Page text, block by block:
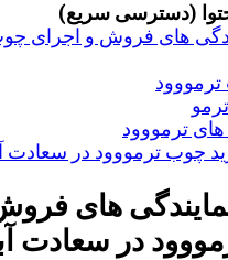
(دسترسی سریع)
های فروش و اجرای
های ترمووود
چوب ترمووود در سعادت
های
در سعادت